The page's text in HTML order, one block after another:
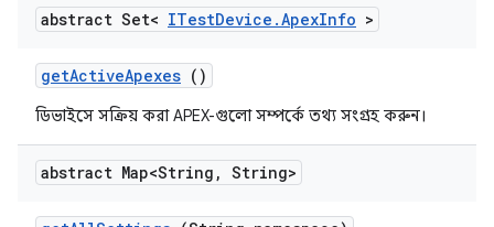
abstract Set< ITestDevice .ApexInfo >
getActiveApexes ()
ডিভাইসে সক্রিয় করা APEX-গুলো সম্পর্কে তথ্য সংগ্রহ করুন।
abstract Map<String , String>